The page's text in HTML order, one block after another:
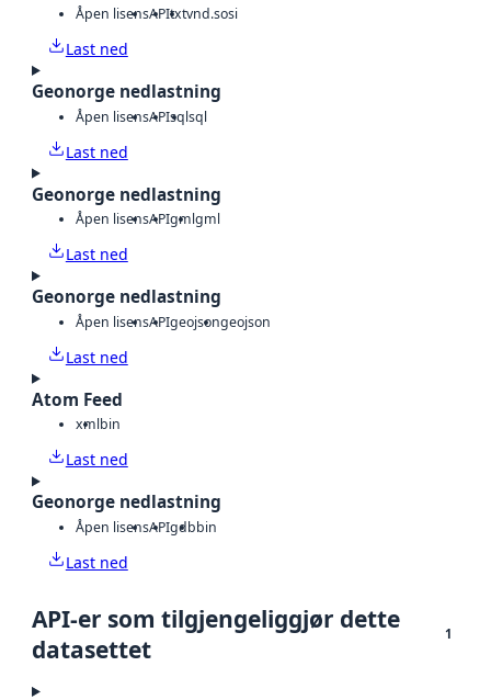
Åpen lisensAPItxtvnd.sosi
Last ned
Geonorge nedlastning
Åpen lisensAPIsqlsql
Last ned
Geonorge nedlastning
Åpen lisensAPIgmlgml
Last ned
Geonorge nedlastning
Åpen lisensAPIgeojsongeojson
Last ned
Atom Feed
xmlbin
Last ned
Geonorge nedlastning
Åpen lisensAPIgdbbin
Last ned
API-er som tilgjengeliggjør dette
datasettet
1